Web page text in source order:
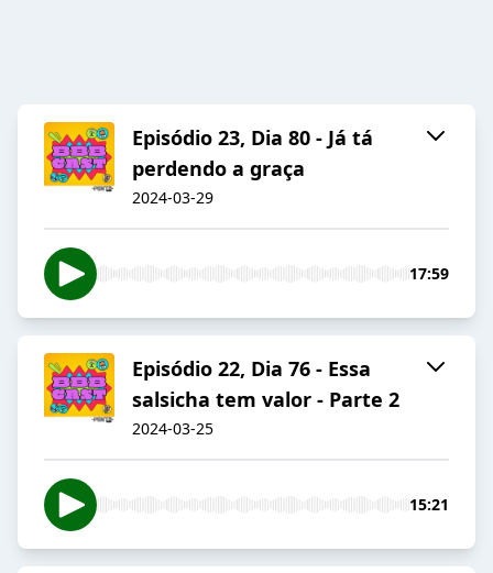
Episódio 23, Dia 80 - Já tá
perdendo a graça
2024-03-29
17:59
Episódio 22, Dia 76 - Essa
salsicha tem valor - Parte 2
2024-03-25
15:21